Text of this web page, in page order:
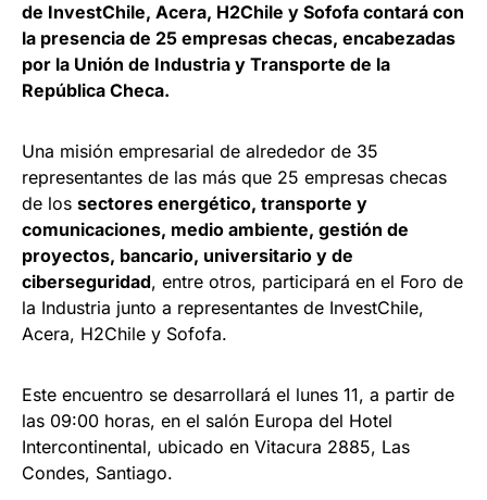
de InvestChile, Acera, H2Chile y Sofofa contará con
la presencia de 25 empresas checas, encabezadas
por la Unión de Industria y Transporte de la
República Checa.
Una misión empresarial de alrededor de 35
representantes de las más que 25 empresas checas
de los sectores energético, transporte y
comunicaciones, medio ambiente, gestión de
proyectos, bancario, universitario y de
ciberseguridad, entre otros, participará en el Foro de
la Industria junto a representantes de InvestChile,
Acera, H2Chile y Sofofa.
Este encuentro se desarrollará el lunes 11, a partir de
las 09:00 horas, en el salón Europa del Hotel
Intercontinental, ubicado en Vitacura 2885, Las
Condes, Santiago.